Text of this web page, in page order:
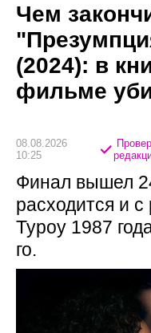
Чем
(2024): в
фильме
08.08.2026
10:25
Финал вышел
расходится и
Туроу 1987
го.